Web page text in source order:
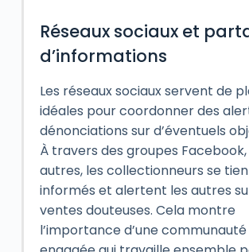
Réseaux sociaux et
d’informations
Les réseaux sociaux servent de
idéales pour coordonner des
dénonciations sur d’éventuels
À travers des groupes
autres, les collectionneurs se
informés et alertent les autres
ventes douteuses. Cela montre
l’importance d’une